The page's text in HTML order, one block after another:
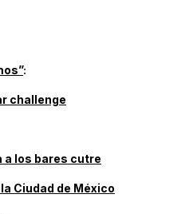
:
challenge
a los bares cutre
Ciudad de México